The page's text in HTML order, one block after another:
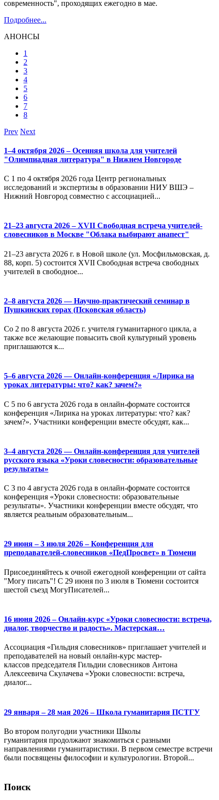
современность", проходящих ежегодно в мае.
Подробнее...
АНОНСЫ
1
2
3
4
5
6
7
8
Prev Next
1–4 октября 2026 – Осенняя школа для учителей
"Олимпиадная литература" в Нижнем Новгороде
С 1 по 4 октября 2026 года Центр региональных
исследований и экспертизы в образовании НИУ ВШЭ –
Нижний Новгород совместно с ассоциацией...
21–23 августа 2026 – XVII Свободная встреча учителей-
словесников в Москве "Облака выбирают анапест"
21–23 августа 2026 г. в Новой школе (ул. Мосфильмовская, д.
88, корп. 5) состоится XVII Свободная встреча свободных
учителей в свободное...
2–8 августа 2026 — Научно-практический семинар в
Пушкинских горах (Псковская область)
Со 2 по 8 августа 2026 г. учителя гуманитарного цикла, а
также все желающие повысить свой культурный уровень
приглашаются к...
5–6 августа 2026 — Онлайн-конференция «Лирика на
уроках литературы: что? как? зачем?»
С 5 по 6 августа 2026 года в онлайн-формате состоится
конференция «Лирика на уроках литературы: что? как?
зачем?». Участники конференции вместе обсудят, как...
3–4 августа 2026 — Онлайн-конференция для учителей
русского языка «Уроки словесности: образовательные
результаты»
С 3 по 4 августа 2026 года в онлайн-формате состоится
конференция «Уроки словесности: образовательные
результаты». Участники конференции вместе обсудят, что
является реальным образовательным...
29 июня – 3 июля 2026 – Конференция для
преподавателей-словесников «ПедПросвет» в Тюмени
Присоединяйтесь к очной ежегодной конференции от сайта
"Могу писать"! С 29 июня по 3 июля в Тюмени состоится
шестой съезд МогуПисателей...
16 июня 2026 – Онлайн-курс «Уроки словесности: встреча,
диалог, творчество и радость». Мастерская…
Ассоциация «Гильдия словесников» приглашает учителей и
преподавателей на новый онлайн-курс мастер-
классов председателя Гильдии словесников Антона
Алексеевича Скулачева «Уроки словесности: встреча,
диалог...
29 января – 28 мая 2026 – Школа гуманитария ПСТГУ
Во втором полугодии участники Школы
гуманитария продолжают знакомиться с разными
направлениями гуманитаристики. В первом семестре встречи
были посвящены философии и культурологии. Второй...
Поиск